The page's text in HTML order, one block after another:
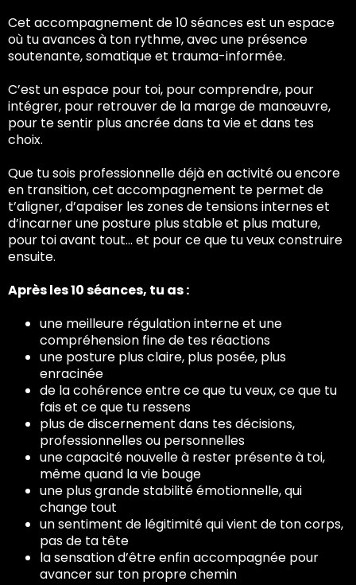
Cet accompagnement de 10 séances est un espace
où tu avances à ton rythme, avec une présence
soutenante, somatique et trauma-informée.
C’est un espace pour toi, pour comprendre, pour
intégrer, pour retrouver de la marge de manœuvre,
pour te sentir plus ancrée dans ta vie et dans tes
choix.
Que tu sois professionnelle déjà en activité ou encore
en transition, cet accompagnement te permet de
t’aligner, d’apaiser les zones de tensions internes et
d’incarner une posture plus stable et plus mature,
pour toi avant tout… et pour ce que tu veux construire
ensuite.
Après les 10 séances, tu as :
une meilleure régulation interne et une
compréhension fine de tes réactions
une posture plus claire, plus posée, plus
enracinée
de la cohérence entre ce que tu veux, ce que tu
fais et ce que tu ressens
plus de discernement dans tes décisions,
professionnelles ou personnelles
une capacité nouvelle à rester présente à toi,
même quand la vie bouge
une plus grande stabilité émotionnelle, qui
change tout
un sentiment de légitimité qui vient de ton corps,
pas de ta tête
la sensation d’être enfin accompagnée pour
avancer sur ton propre chemin